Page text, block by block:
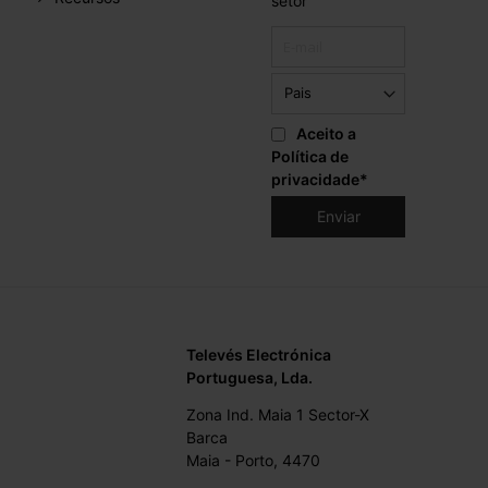
Aceito a
Política de
privacidade*
Televés Electrónica
Portuguesa, Lda.
Zona Ind. Maia 1 Sector-X
Barca
Maia - Porto, 4470